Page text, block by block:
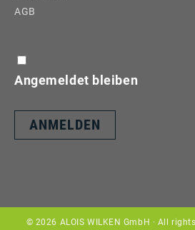
AGB
Angemeldet bleiben
© 2026 ALOIS WILKEN GmbH · All